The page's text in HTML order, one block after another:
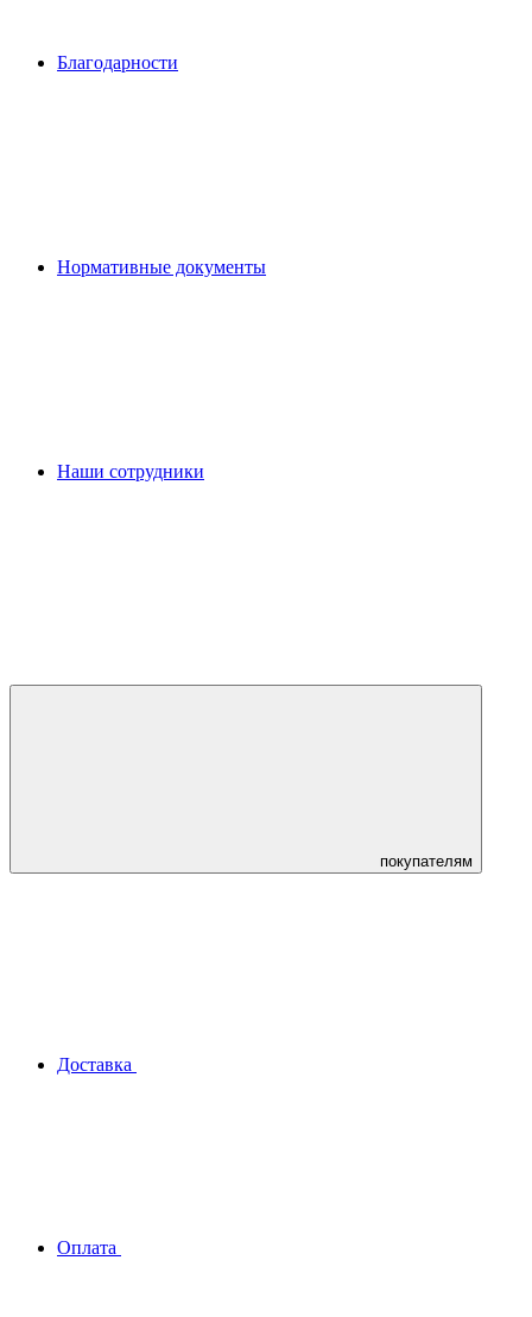
Благодарности
Нормативные документы
Наши сотрудники
покупателям
Доставка
Оплата